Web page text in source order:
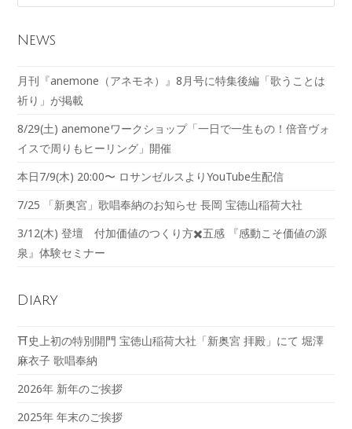
News
月刊『anemone（アネモネ）』8月号に特集後編「歌うことは
祈り」が掲載
8/29(土) anemoneワークショップ「一日で一生もの！倍音ヴォ
イスで周りもヒーリング」開催
本日7/9(木) 20:00〜 ロサンゼルスよりYouTube生配信
7/25 「新奥宮」歌唱奉納のお知らせ 長岡 宝徳山稲荷大社
3/12(木) 登壇 付加価値のつくり方✖️五感 『感動こそ価値の源
泉』体験セミナー
Diary
⛩️史上初の特別開門 宝徳山稲荷大社「新奥宮 拝殿」にて 堀澤
麻衣子 歌唱奉納
2026年 新年のご挨拶
2025年 年末のご挨拶